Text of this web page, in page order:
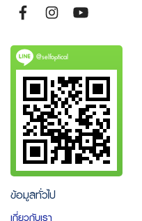
@selfoptical
ข้อมูลทั่วไป